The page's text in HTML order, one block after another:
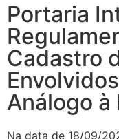
Portaria
Cadastro
Análogo à
Na data de 18/09/